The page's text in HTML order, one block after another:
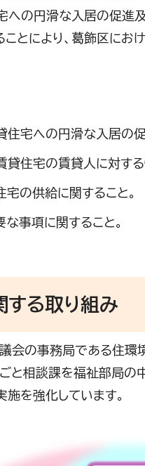
宅への円滑な入居の促
とにより、葛飾区に
宅への円滑な入居の
住宅の賃貸人に対する
の供給に関すること。
事項に関すること。
る取り組み
会の事務局である住環
と相談課を福祉部局の
施を強化しています。